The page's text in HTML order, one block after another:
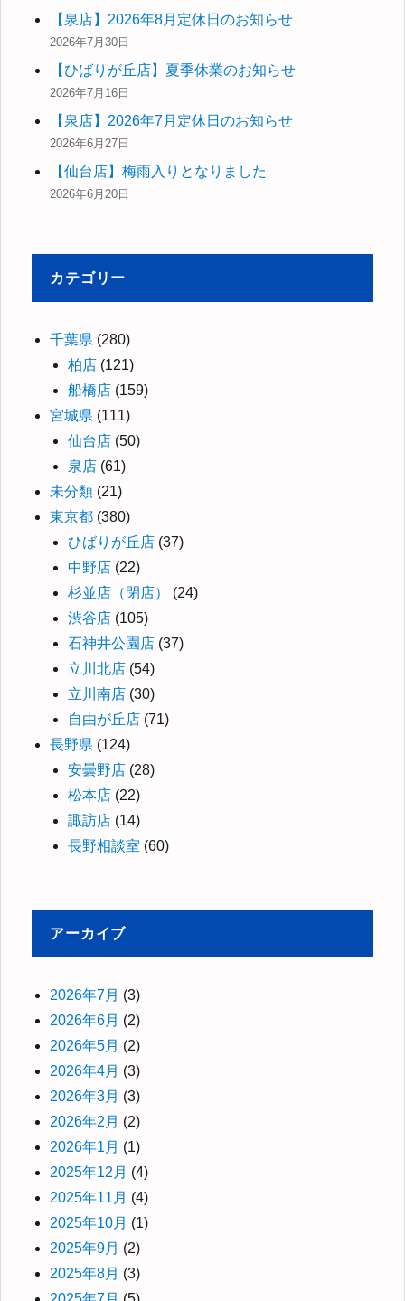
【泉店】2026年8月定休日のお知らせ
2026年7月30日
【ひばりが丘店】夏季休業のお知らせ
2026年7月16日
【泉店】2026年7月定休日のお知らせ
2026年6月27日
【仙台店】梅雨入りとなりました
2026年6月20日
カテゴリー
千葉県 (280)
柏店 (121)
船橋店 (159)
宮城県 (111)
仙台店 (50)
泉店 (61)
未分類 (21)
東京都 (380)
ひばりが丘店 (37)
中野店 (22)
杉並店（閉店）
(24)
渋谷店 (105)
石神井公園店 (37)
立川北店 (54)
立川南店 (30)
自由が丘店 (71)
長野県 (124)
安曇野店 (28)
松本店 (22)
諏訪店 (14)
長野相談室 (60)
アーカイブ
2026年7月 (3)
2026年6月 (2)
2026年5月 (2)
2026年4月 (3)
2026年3月 (3)
2026年2月 (2)
2026年1月 (1)
2025年12月 (4)
2025年11月 (4)
2025年10月 (1)
2025年9月 (2)
2025年8月 (3)